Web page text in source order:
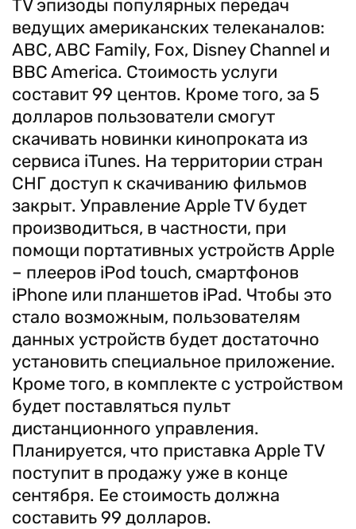
TV эпизоды популярных передач
ведущих американских телеканалов:
ABC, ABC Family, Fox, Disney Channel и
BBC America. Стоимость услуги
составит 99 центов. Кроме того, за 5
долларов пользователи смогут
скачивать новинки кинопроката из
сервиса iTunes. На территории стран
СНГ доступ к скачиванию фильмов
закрыт. Управление Apple TV будет
производиться, в частности, при
помощи портативных устройств Apple
– плееров iPod touch, смартфонов
iPhone или планшетов iPad. Чтобы это
стало возможным, пользователям
данных устройств будет достаточно
установить специальное приложение.
Кроме того, в комплекте с устройством
будет поставляться пульт
дистанционного управления.
Планируется, что приставка Apple TV
поступит в продажу уже в конце
сентября. Ее стоимость должна
составить 99 долларов.